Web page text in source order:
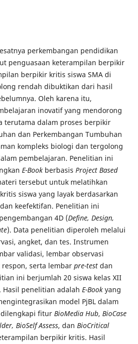
perkembangan pendidikan
penguasaan keterampilan berpikir
berpikir kritis siswa SMA di
rendah dibuktikan dari hasil
Oleh karena itu,
inovatif yang mendorong
terutama dalam proses berpikir
dan Perkembangan Tumbuhan
kompleks biologi dan tergolong
pembelajaran. Penelitian ini
E-Bookberbasis Project Based
tersebut untuk melatihkan
siswa yang layak berdasarkan
keefektifan. Penelitian ini
4D (Define, Design,
). Data penelitian diperoleh melalui
angket, dan tes. Instrumen
validasi, lembar observasi
serta lembar pre-testdan
ini berjumlah 20 siswa kelas XII
Hasil penelitian adalah E-Bookyang
model PjBL dalam
fitur BioMedia Hub, BioCase
BioSelf Assess, dan BioCritical
berpikir kritis. Hasil